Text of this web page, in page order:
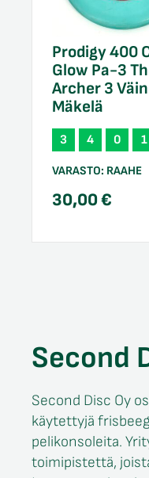
Prodigy 400
Glow Pa-3
Archer 3
Mäkelä
3 4 0 1
VARASTO: RAAHE
30,00€
Second
Second Disc Oy
käytettyjä
pelikonsoleita.
toimipistettä,